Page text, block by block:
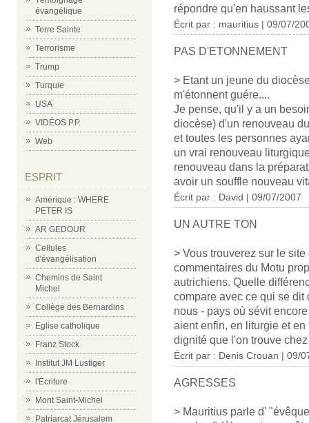
évangélique
Terre Sainte
Terrorisme
Trump
Turquie
USA
VIDÉOS P.P.
Web
ESPRIT
Amérique : WHERE
PETER IS
AR GEDOUR
Cellules
d'évangélisation
Chemins de Saint
Michel
Collège des Bernardins
Eglise catholique
Franz Stock
Institut JM Lustiger
l'Ecriture
Mont Saint-Michel
Patriarcat Jérusalem
répondre qu'en haussant
Écrit par : mauritius | 09/07/
PAS D'ETONNEMENT
> Etant un jeune du
m'étonnent guére....
Je pense, qu'il y a un
diocèse) d'un renouveau
et toutes les personnes
un vrai renouveau
renouveau dans la
avoir un souffle nouveau
Écrit par : David | 09/07/2007
UN AUTRE TON
> Vous trouverez sur le
commentaires du Motu
autrichiens. Quelle
compare avec ce qui se dit
nous - pays où sévit
aient enfin, en liturgie et
dignité que l'on trouve
Écrit par : Denis Crouan | 09/
AGRESSES
> Mauritius parle d'